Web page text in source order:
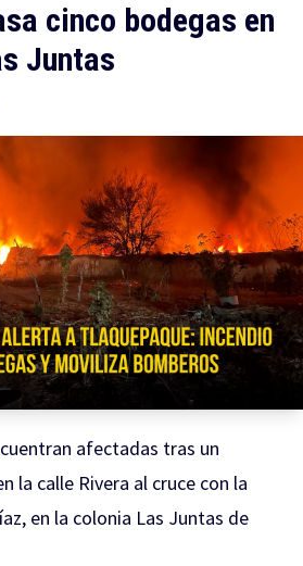
cinco bodegas en
Juntas
afectadas tras un
la calle Rivera al cruce con la
en la colonia Las Juntas de